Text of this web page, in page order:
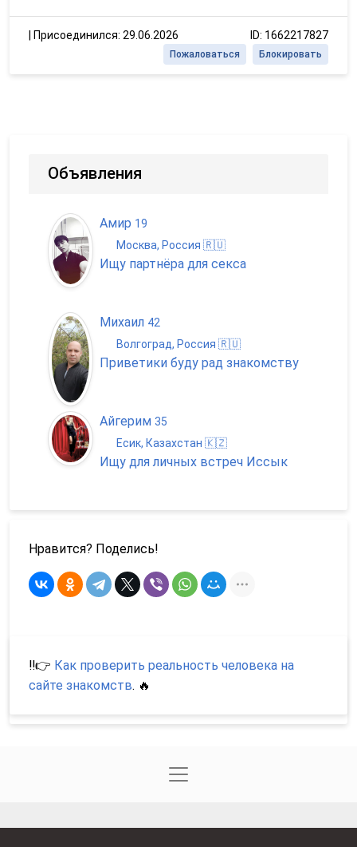
Присоединился: 29.06.2026 ID: 1662217827
Блокировать
Пожаловаться
Объявления
Амир 19
Москва, Россия 🇷🇺
Ищу партнёра для секса
Михаил 42
Волгоград, Россия 🇷🇺
Приветики буду рад знакомству
Айгерим 35
Есик, Казахстан 🇰🇿
Ищу для личных встреч Иссык
Нравится? Поделись!
‼️👉 Как проверить реальность человека на
сайте знакомств. 🔥